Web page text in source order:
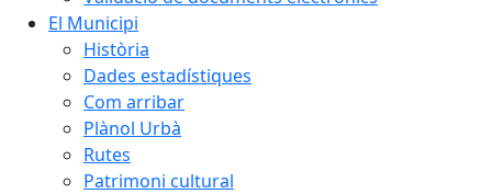
El Municipi
Història
Dades estadístiques
Com arribar
Plànol Urbà
Rutes
Patrimoni cultural